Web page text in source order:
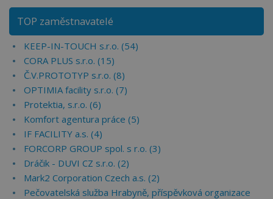
TOP zaměstnavatelé
KEEP-IN-TOUCH s.r.o. (54)
CORA PLUS s.r.o. (15)
Č.V.PROTOTYP s.r.o. (8)
OPTIMIA facility s.r.o. (7)
Protektia, s.r.o. (6)
Komfort agentura práce (5)
IF FACILITY a.s. (4)
FORCORP GROUP spol. s r.o. (3)
Dráčik - DUVI CZ s.r.o. (2)
Mark2 Corporation Czech a.s. (2)
Pečovatelská služba Hrabyně, příspěvková organizace